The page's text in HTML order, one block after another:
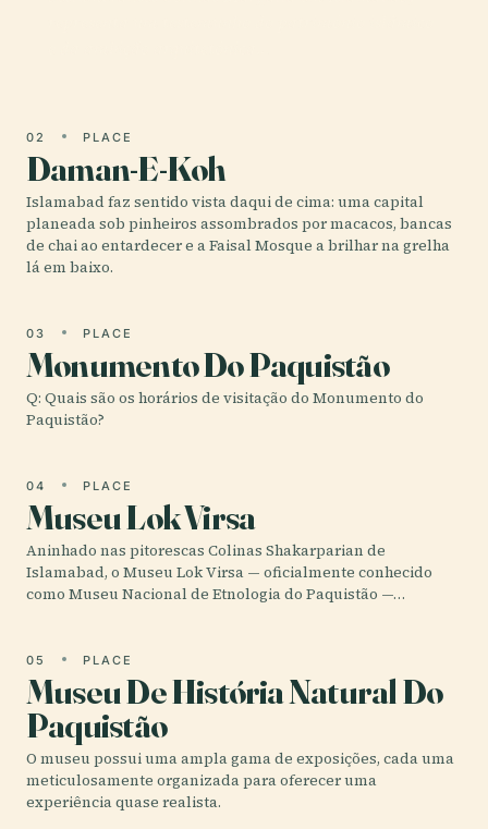
02 PLACE
Daman-E-Koh
Islamabad faz sentido vista daqui de cima: uma capital
planeada sob pinheiros assombrados por macacos, bancas
de chai ao entardecer e a Faisal Mosque a brilhar na grelha
lá em baixo.
03 PLACE
Monumento Do Paquistão
Q: Quais são os horários de visitação do Monumento do
Paquistão?
04 PLACE
Museu Lok Virsa
Aninhado nas pitorescas Colinas Shakarparian de
Islamabad, o Museu Lok Virsa — oficialmente conhecido
como Museu Nacional de Etnologia do Paquistão —…
05 PLACE
Museu De História Natural Do
Paquistão
O museu possui uma ampla gama de exposições, cada uma
meticulosamente organizada para oferecer uma
experiência quase realista.